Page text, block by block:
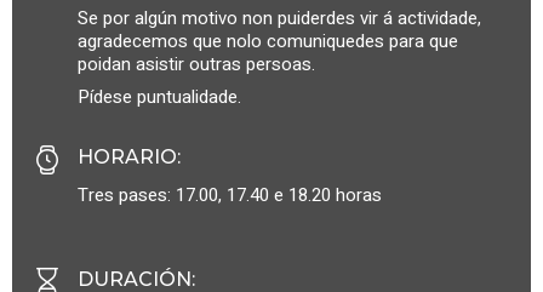
Se por algún motivo non puiderdes vir á actividade,
agradecemos que nolo comuniquedes para que
poidan asistir outras persoas.
Pídese puntualidade.
HORARIO:
Tres pases: 17.00, 17.40 e 18.20 horas
DURACIÓN: